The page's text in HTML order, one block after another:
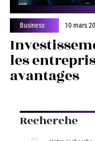
Business 10 mars
les
avantages
Recherche